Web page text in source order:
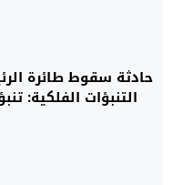
حادثة سقوط طائرة
التنبؤات الفلكية: